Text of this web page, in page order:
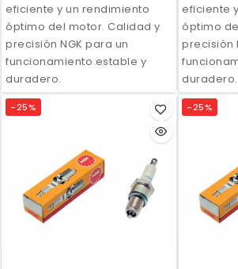
eficiente y un rendimiento
óptimo del motor. Calidad y
precisión NGK para un
funcionamiento estable y
duradero.
eficiente
óptimo
precisión
duradero.
-25% -25%